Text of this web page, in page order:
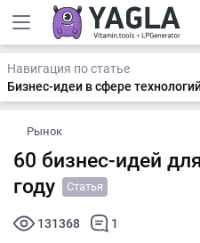
Навигация по статье
Бизнес-идеи в сфере
Рынок
60 бизнес-идей
году
Статья
131368 1